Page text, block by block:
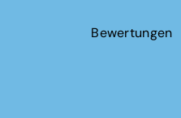
Bewertungen